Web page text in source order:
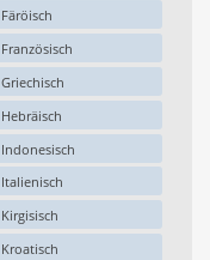
Färöisch
Französisch
Griechisch
Hebräisch
Indonesisch
Italienisch
Kirgisisch
Kroatisch